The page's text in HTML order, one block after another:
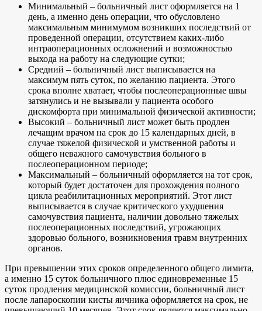
Минимальный – больничный лист оформляется на 1
день, а именно день операции, что обусловлено
максимальным минимумом возникших последствий от
проведенной операции, отсутствием каких-либо
интраоперационных осложнений и возможностью
выхода на работу на следующие сутки;
Средний – больничный лист выписывается на
максимум пять суток, по желанию пациента. Этого
срока вполне хватает, чтобы послеоперационные швы
затянулись и не вызывали у пациента особого
дискомфорта при минимальной физической активности;
Высокий – больничный лист может быть продлен
лечащим врачом на срок до 15 календарных дней, в
случае тяжелой физической и умственной работы и
общего неважного самочувствия больного в
послеоперационном периоде;
Максимальный – больничный оформляется на тот срок,
который будет достаточен для прохождения полного
цикла реабилитационных мероприятий. Этот лист
выписывается в случае критического ухудшения
самочувствия пациента, наличии довольно тяжелых
послеоперационных последствий, угрожающих
здоровью больного, возникновения травм внутренних
органов.
При превышении этих сроков определенного общего лимита,
а именно 15 суток больничного плюс единовременные 15
суток продления медицинской комиссии, больничный лист
после лапароскопии кисты яичника оформляется на срок, не